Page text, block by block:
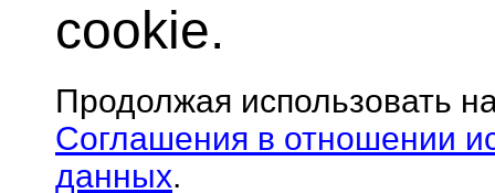
cookie.
Продолжая использовать
Соглашения в отношении
данных.